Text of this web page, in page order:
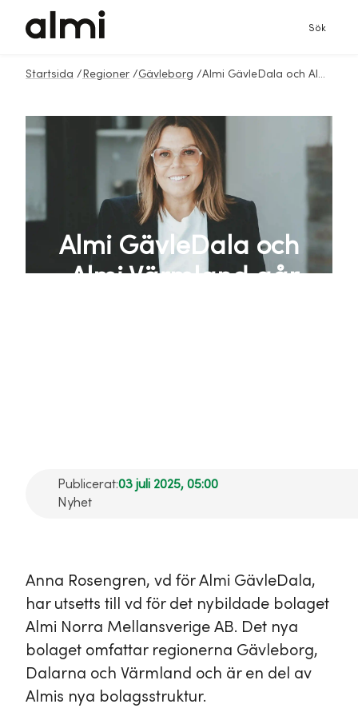
Sök
Startsida / Regioner /Gävleborg / Almi GävleDala och Almi Värmland går samman - Anna Rosengren vd för Almi Norra Mellansverige AB
Almi GävleDala och
Almi Värmland går
Publicerat:03 juli 2025, 05:00
Nyhet
Anna Rosengren, vd för Almi GävleDala,
har utsetts till vd för det nybildade bolaget
Almi Norra Mellansverige AB. Det nya
bolaget omfattar regionerna Gävleborg,
Dalarna och Värmland och är en del av
Almis nya bolagsstruktur.